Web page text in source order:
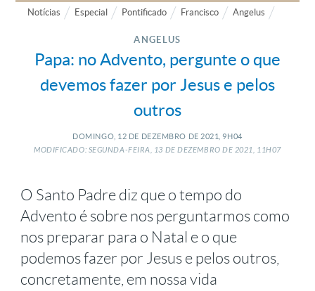
Notícias Especial Pontificado Francisco Angelus
ANGELUS
Papa: no Advento, pergunte o que
devemos fazer por Jesus e pelos
outros
DOMINGO, 12 DE DEZEMBRO DE 2021, 9H04
MODIFICADO: SEGUNDA-FEIRA, 13 DEDEZEMBRO DE 2021, 11H07
O Santo Padre diz que o tempo do
Advento é sobre nos perguntarmos como
nos preparar para o Natal e o que
podemos fazer por Jesus e pelos outros,
concretamente, em nossa vida